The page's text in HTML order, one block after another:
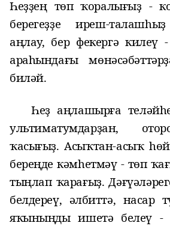
Һеҙҙең төп ҡоралығыҙ -
берегеҙҙе иреш-
аңлау, бер фекергә
араһындағы
биләй.
Һеҙ аңлашырға
ультиматумдарҙан,
ҡасығыҙ. Асыҡтан-асыҡ
береңде кәмһетмәү - төп
тыңлап ҡарағыҙ.
белдереү, әлбиттә, насар
яҡыныңды ишетә белеү -